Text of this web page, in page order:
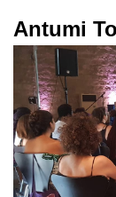
Antumi